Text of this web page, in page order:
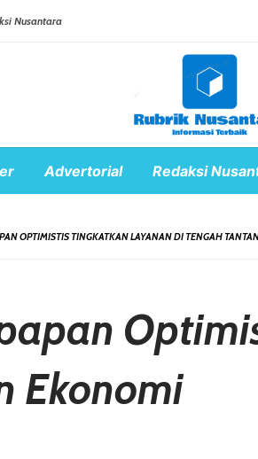
Nusantara
Advertorial Redaksi
OPTIMISTIS TINGKATKAN LAYANAN DI TENGAH
Ekonomi